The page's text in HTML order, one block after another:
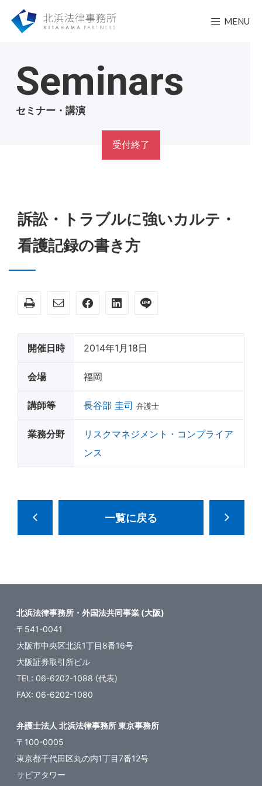
MENU
Seminars
セミナー・講演
受付終了
訴訟・トラブルに強いカルテ・
看護記録の書き方
開催日時 2014年1月18日
会場 福岡
講師等 長谷部 圭司 弁護士
業務分野
リスクマネジメント・コンプライア
ンス
一覧に戻る
北浜法律事務所・外国法共同事業 (大阪)
〒541-0041
大阪市中央区北浜1丁目8番16号
大阪証券取引所ビル
TEL: 06-6202-1088 (代表)
FAX: 06-6202-1080
弁護士法人 北浜法律事務所 東京事務所
〒100-0005
東京都千代田区丸の内1丁目7番12号
サピアタワー